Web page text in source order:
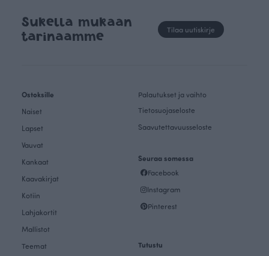
Sukella mukaan
tarinaamme
Tilaa uutiskirje
Ostoksille
Naiset
Lapset
Vauvat
Kankaat
Kaavakirjat
Kotiin
Lahjakortit
Mallistot
Teemat
Palautukset ja vaihto
Tietosuojaseloste
Saavutettavuusseloste
Seuraa somessa
Facebook
Instagram
Pinterest
Tutustu